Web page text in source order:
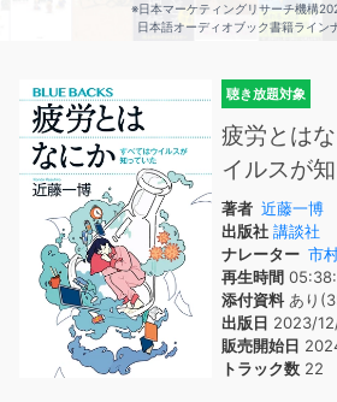
※日本マーケティングリサーチ機構
日本語オーディオブック書籍ライン
聴き放題対象
疲労とは
イルスが
著者 近藤一博
出版社 講談社
ナレーター 市
再生時間
添付資料あり
出版日 2023/
販売開始日
トラック数 22